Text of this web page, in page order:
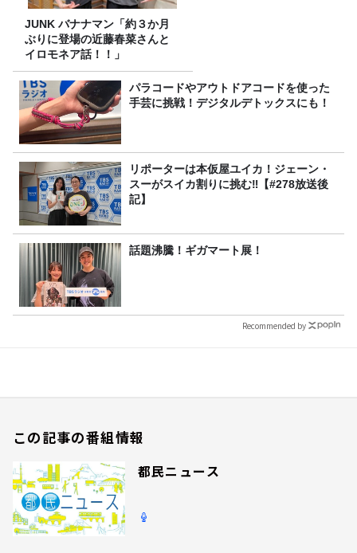
JUNK バナナマン「約３か月
ぶりに登場の近藤春菜さんと
イロモネア話！！」
パラコードやアウトドアコードを使った
手芸に挑戦！デジタルデトックスにも！
リポーターは本仮屋ユイカ！ジェーン・
スーがスイカ割りに挑む‼【#278放送後
記】
話題沸騰！ギガマート展！
Recommended by
この記事の番組情報
都民ニュース